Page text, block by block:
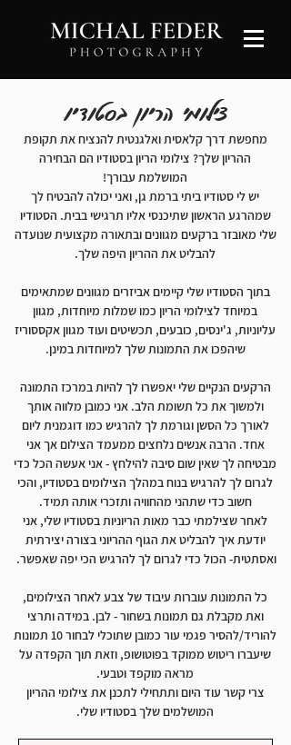
צילומי הריון בסטודיו
מחפשת דרך קלאסית ואלגנטית להנציח את תקופת
ההריון שלך? צילומי הריון בסטודיו הם הבחירה
המושלמת עבורך!
יש לי סטודיו ביתי ברמת גן, ואני יכולה להבטיח לך
שמהרגע הראשון שתיכנסי אליו תרגישי בבית. הסטודיו
שלי מאובזר ברקעים מגוונים ובתאורה מקצועית שנועדה
להבליט את ההריון היפה שלך.
בתוך הסטודיו שלי קיימים אביזרים מגוונים שמתאימים
במיוחד לצילומי הריון כמו שמלות מיוחדות, מגוון
עליוניות, ג'ינסים, כובעים, תכשיטים ועוד מגוון אקססוריז
שיהפכו את התמונות שלך למיוחדות במינן.
הרקעים הנקיים שלי יאפשרו לך להיות במרכז התמונה
ולמשוך את כל תשומת הלב. אני כמובן מלווה אותך
לאורך כל הסשן וגורמת לך להרגיש כמו דוגמנית ליום
אחד. הרבה אנשים נלחצים ממעמד הצילום אך אני
מבטיחה לך שאין שום סיבה להילחץ - אני אעשה הכל כדי
לגרום לך להרגיש בנוח במהלך הצילומים בסטודיו, והכי
חשוב כדי שתהני מהחוויה ותזכרי אותה תמיד.
לאחר שצילמתי כבר מאות הריוניות בסטודיו שלי, אני
יודעת איך להבליט את הגוף ההריוני בצורה יצירתית
ואסתטית- הכול כדי לגרום לך להרגיש הכי יפה שאפשר.
כל התמונות עוברות עיבוד של צבע לאחר הצילומים,
ואת מקבלת גם תמונות בשחור - לבן. במידה ותרצי
להוריד/להסיר פגמי עור כמובן שתוכלי לבחור 10 תמונות
שיעברו ריטוש ממוקד בפוטושופ, וזאת תוך הקפדה על
מראה מוקפד וטבעי.
צרי קשר עוד היום ותתחילי לתכנן את צילומי ההריון
המושלמים שלך בסטודיו שלי.